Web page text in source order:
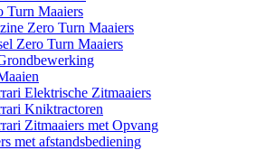
Turn Maaiers
Zero Turn Maaiers
Zero Turn Maaiers
Elektrische Zitmaaiers
Kniktractoren
Zitmaaiers met Opvang
met afstandsbediening